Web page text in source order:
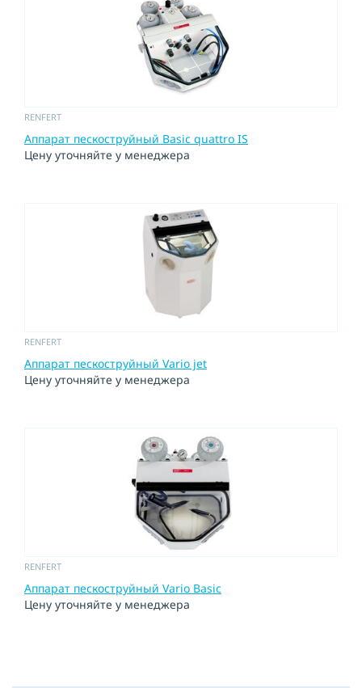
RENFERT
Аппарат пескоструйный Basic quattro IS
Цену уточняйте у менеджера
RENFERT
Аппарат пескоструйный Vario jet
Цену уточняйте у менеджера
RENFERT
Аппарат пескоструйный Vario Basic
Цену уточняйте у менеджера